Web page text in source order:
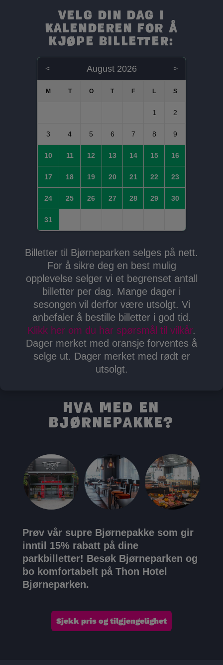
Velg din dag i
kalenderen for å
kjøpe billetter:
< August 2026 >
1 2
3 4 5 6 7 8 9
10 11 12 13 14 15 16
17 18 19 20 21 22 23
24 25 26 27 28 29 30
31
Billetter til Bjørneparken selges på nett.
For å sikre deg en best mulig
opplevelse selger vi et begrenset antall
billetter per dag. Mange dager i
sesongen vil derfor være utsolgt. Vi
anbefaler å bestille billetter i god tid.
Klikk her om du har spørsmål til vilkår.
Dager merket med oransje forventes å
selge ut. Dager merket med rødt er
utsolgt.
Hva med en
Bjørnepakke?
Prøv vår supre Bjørnepakke som gir
inntil 15% rabatt på dine
parkbilletter! Besøk Bjørneparken og
bo komfortabelt på Thon Hotel
Bjørneparken.
Sjekk pris og tilgjengelighet